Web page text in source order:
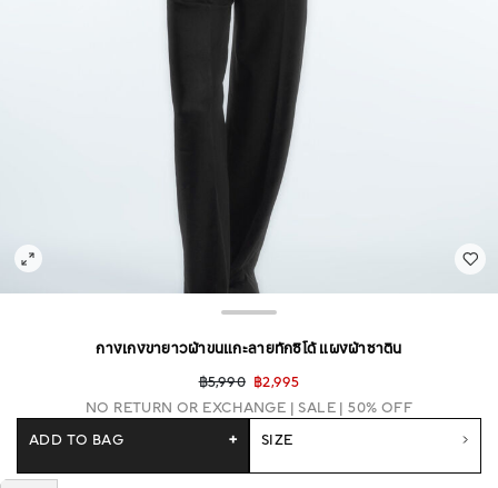
กางเกงขายาวผ้าขนแกะลายทักซิโด้ แผงผ้าซาติน
฿5,990 ฿2,995
NO RETURN OR EXCHANGE SALE | 50% OFF
SIZE
ADD TO BAG +